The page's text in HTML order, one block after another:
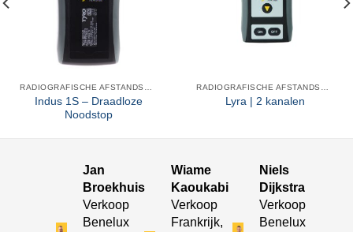
Indus 1S – Draadloze
Noodstop
Lyra | 2 kanalen
Wiame
Kaoukabi
Verkoop
Frankrijk,
Niels
Dijkstra
Verkoop
Benelux
Jan
Broekhuis
Verkoop
Benelux